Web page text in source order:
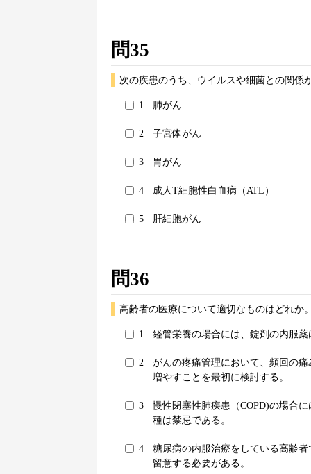
問35
次の疾患のうち、ウイルスや細菌との関係
1 肺がん
2 子宮体がん
3 胃がん
4 成人T細胞性白血病（ATL）
5 肝細胞がん
問36
高齢者の医療について適切なものはどれか
1 経管栄養の場合には、錠剤の内服
2
がんの疼痛管理において、頻回の
増やすことを最初に検討する。
3
慢性閉塞性肺疾患（COPD)の場合
種は禁忌である。
4
糖尿病の内服治療をしている高齢
留意する必要がある。